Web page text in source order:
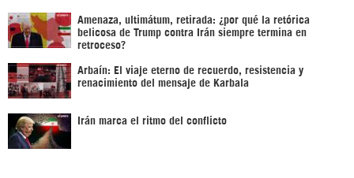
Amenaza, ultimátum, retirada: ¿por qué la retórica
belicosa de Trump contra Irán siempre termina en
retroceso?
Arbaín: El viaje eterno de recuerdo, resistencia y
renacimiento del mensaje de Karbala
Irán marca el ritmo del conflicto